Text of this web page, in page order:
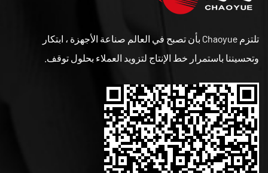
تلتزم Chaoyue بأن تصبح في العالم صناعة الأجهزة ، ابتكار
وتحسيننا باستمرار خط الإنتاج لتزويد العملاء بحلول توقف.